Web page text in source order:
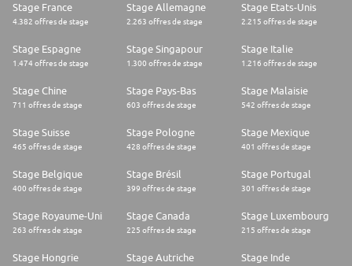
Safran est un groupe international de haute technologie opérant dans les
domaines de l'aéronautique (propulsion, équipements et intérieurs), de
monde plus sûr, où le transport aérien devient toujours plus respectueux
de l'environnement, plus confortable et plus accessible. Implanté sur
chiffre d'affaires de 27,3 milliards d'euros en 2024, et occupe, seul ou en
partenariat, des positions de premier plan mondial ou européen sur ses
marchés.
Safran est la 2ème entreprise du secteur aéronautique et défense du
classement « World's Best Companies 2024 » du magazine TIME.
Parce que nous sommes persuadés que chaque talent compte, nous
valorisons et encourageons les candidatures de personnes en situation
Stage France
4.382 offres de stage
Stage Allemagne
2.263 offres de stage
Stage Etats-Unis
2.215 offres de stage
Stage Espagne
1.474 offres de stage
Stage Singapour
1.300 offres de stage
Stage Italie
1.216 offres de stage
Stage Chine
711 offres de stage
Stage Pays-Bas
603 offres de stage
Stage Malaisie
542 offres de stage
Stage Suisse
465 offres de stage
Stage Pologne
428 offres de stage
Stage Mexique
401 offres de stage
Stage Belgique
400 offres de stage
Stage Brésil
399 offres de stage
Stage Portugal
301 offres de stage
Stage Royaume-Uni
263 offres de stage
Stage Canada
225 offres de stage
Stage Luxembourg
215 offres de stage
Stage Hongrie Stage Autriche Stage Inde